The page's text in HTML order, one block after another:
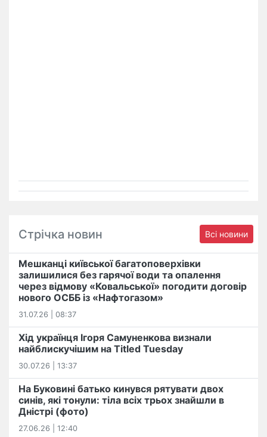
Стрічка новин Всі новини
Мешканці київської багатоповерхівки
залишилися без гарячої води та опалення
через відмову «Ковальської» погодити договір
нового ОСББ із «Нафтогазом»
31.07.26 | 08:37
Хід українця Ігоря Самуненкова визнали
найблискучішим на Titled Tuesday
30.07.26 | 13:37
На Буковині батько кинувся рятувати двох
синів, які тонули: тіла всіх трьох знайшли в
Дністрі (фото)
27.06.26 | 12:40